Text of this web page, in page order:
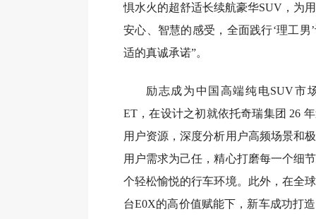
惧水火的超舒适长续航豪华SUV，为
安心、智慧的感受，全面践行‘理工男
适的真诚承诺”。
励志成为中国高端纯电SUV市
ET，在设计之初就依托奇瑞集团 26
用户资源，深度分析用户高频场景和
用户需求为己任，精心打磨每一个细
个轻松愉悦的行车环境。此外，在全
台E0X的高价值赋能下，新车成功打